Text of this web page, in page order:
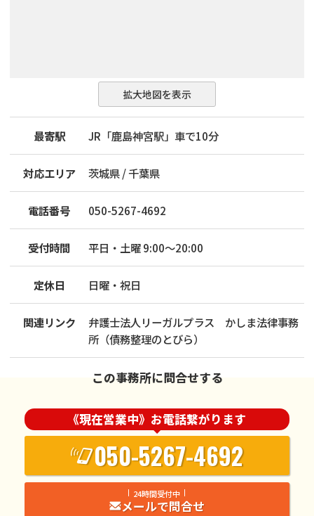
拡大地図を表示
最寄駅 JR「鹿島神宮駅」車で10分
対応エリア 茨城県 / 千葉県
電話番号 050-5267-4692
受付時間 平日・土曜 9:00～20:00
定休日 日曜・祝日
関連リンク
弁護士法人リーガルプラス かしま法律事務
所（債務整理のとびら）
この事務所に問合せする
《現在営業中》お電話繋がります
050-5267-4692
24時間受付中
メールで問合せ